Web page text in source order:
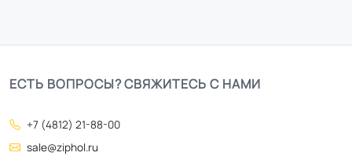
ЕСТЬ ВОПРОСЫ? СВЯЖИТЕСЬ С НАМИ
+7 (4812) 21-88-00
sale@ziphol.ru